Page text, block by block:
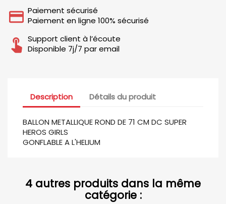
Paiement sécurisé
Paiement en ligne 100% sécurisé
Support client à l’écoute
Disponible 7j/7 par email
Description Détails du produit
BALLON METALLIQUE ROND DE 71 CM DC SUPER
HEROS GIRLS
GONFLABLE A L'HELIUM
4 autres produits dans la même
catégorie :